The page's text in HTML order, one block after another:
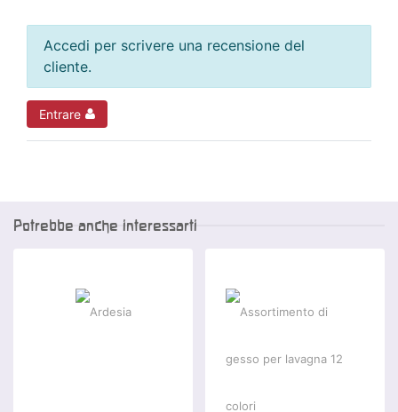
Accedi per scrivere una recensione del
cliente.
Entrare
Potrebbe anche interessarti